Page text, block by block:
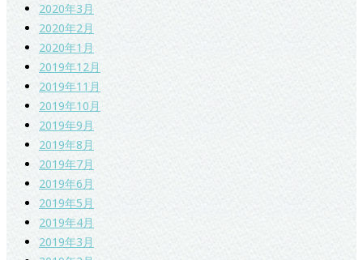
2020年3月
2020年2月
2020年1月
2019年12月
2019年11月
2019年10月
2019年9月
2019年8月
2019年7月
2019年6月
2019年5月
2019年4月
2019年3月